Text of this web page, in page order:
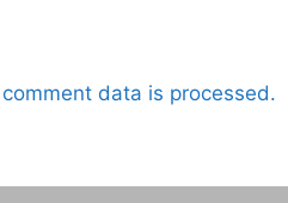
data is processed.